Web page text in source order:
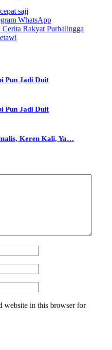
saji
WhatsApp
Cerita Rakyat Purbalingga
Pun Jadi Duit
Pun Jadi Duit
Keren Kali, Ya…
website in this browser for